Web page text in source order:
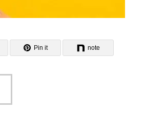
Pin it note